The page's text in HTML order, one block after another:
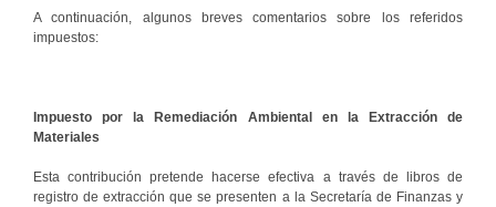
A continuación, algunos breves comentarios sobre los referidos
impuestos:
Impuesto por la Remediación Ambiental en la Extracción de
Materiales
Esta contribución pretende hacerse efectiva a través de libros de
registro de extracción que se presenten a la Secretaría de Finanzas y